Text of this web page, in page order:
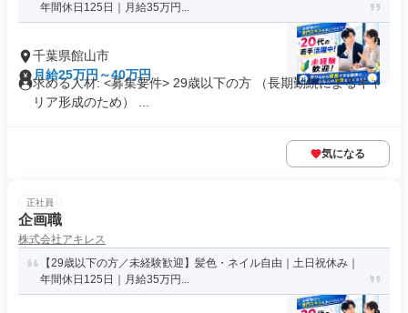
年間休日125日｜月給35万円...
千葉県館山市
月給25万円～40万円
求める人材: <募集要件> 29歳以下の方 （長期勤続によるキャ
リア形成のため） ...
気になる
正社員
企画職
株式会社アキレス
【29歳以下の方／未経験歓迎】髪色・ネイル自由｜土日祝休み｜
年間休日125日｜月給35万円...